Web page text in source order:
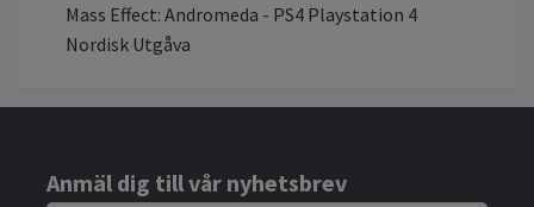
Mass Effect: Andromeda - PS4 Playstation 4
Nordisk Utgåva
Anmäl dig till vår nyhetsbrev